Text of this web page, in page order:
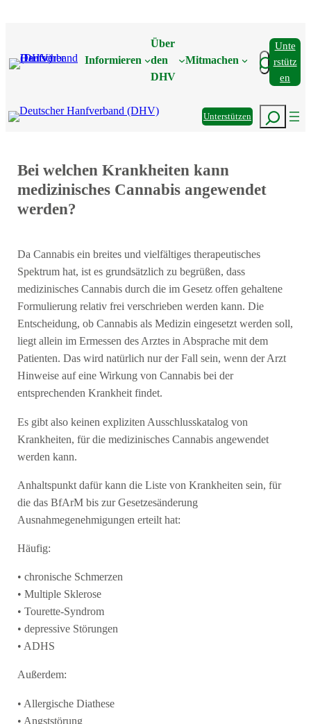
Informieren
Über
den
DHV
Mitmachen Suchen
Unte
Rstütz
En
UnterstützenSuchen
Bei welchen Krankheiten kann
medizinisches Cannabis angewendet
werden?
Da Cannabis ein breites und vielfältiges therapeutisches
Spektrum hat, ist es grundsätzlich zu begrüßen, dass
medizinisches Cannabis durch die im Gesetz offen gehaltene
Formulierung relativ frei verschrieben werden kann. Die
Entscheidung, ob Cannabis als Medizin eingesetzt werden soll,
liegt allein im Ermessen des Arztes in Absprache mit dem
Patienten. Das wird natürlich nur der Fall sein, wenn der Arzt
Hinweise auf eine Wirkung von Cannabis bei der
entsprechenden Krankheit findet.
Es gibt also keinen expliziten Ausschlusskatalog von
Krankheiten, für die medizinisches Cannabis angewendet
werden kann.
Anhaltspunkt dafür kann die Liste von Krankheiten sein, für
die das BfArM bis zur Gesetzesänderung
Ausnahmegenehmigungen erteilt hat:
Häufig:
• chronische Schmerzen
• Multiple Sklerose
• Tourette-Syndrom
• depressive Störungen
• ADHS
Außerdem:
• Allergische Diathese
• Angststörung